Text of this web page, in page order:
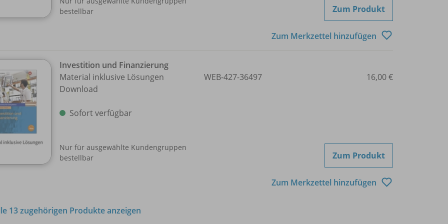
bestellbar
Zum Produkt
Zum Merkzettel hinzufügen
Investition und Finanzierung
Material inklusive Lösungen
Download
Sofort verfügbar
Nur für ausgewählte Kundengruppen
bestellbar
WEB-427-36497 16,00 €
Zum Produkt
Zum Merkzettel hinzufügen
13 zugehörigen Produkte anzeigen